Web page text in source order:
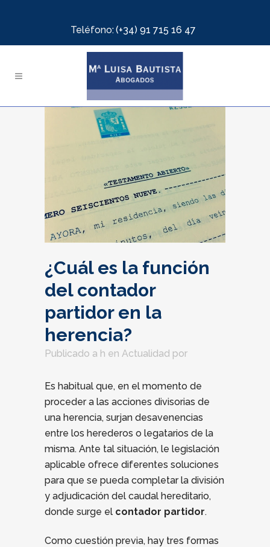
Teléfono:(+34) 91 715 16 47
¿Cuál es la función
del contador
partidor en la
herencia?
Publicado a h en Actualidad por
Es habitual que, en el momento de
proceder a las acciones divisorias de
una herencia, surjan desavenencias
entre los herederos o legatarios de la
misma. Ante tal situación, le legislación
aplicable ofrece diferentes soluciones
para que se pueda completar la división
y adjudicación del caudal hereditario,
donde surge el contador partidor.
Como cuestión previa, hay tres formas